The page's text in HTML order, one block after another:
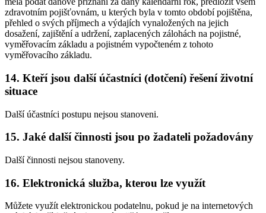
zdravotním pojišťovnám, u kterých byla v tomto období pojištěna,
přehled o svých příjmech a výdajích vynaložených na jejich
dosažení, zajištění a udržení, zaplacených zálohách na pojistné,
vyměřovacím základu a pojistném vypočteném z tohoto
vyměřovacího základu.
14. Kteří jsou další účastníci (dotčení) řešení životní
situace
Další účastníci postupu nejsou stanoveni.
15. Jaké další činnosti jsou po žadateli požadovány
Další činnosti nejsou stanoveny.
16. Elektronická služba, kterou lze využít
Můžete využít elektronickou podatelnu, pokud je na internetových